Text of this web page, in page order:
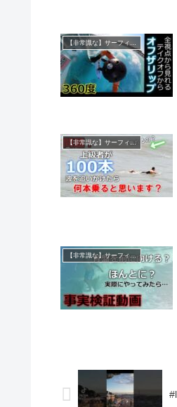
【非常識な】サーフィン上達マニュアル
【非常識な】サーフィン上達マニュアル